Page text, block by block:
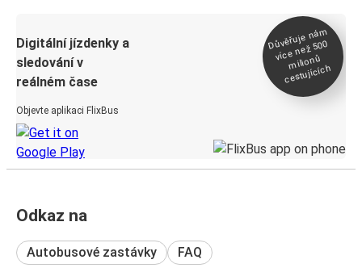
Digitální jízdenky a
sledování v
reálném čase
Objevte aplikaci FlixBus
Důvěřuje ná
m
více než 500
milionů
cestujících
Odkaz na
Autobusové zastávky FAQ